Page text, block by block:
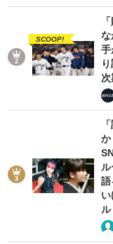
人類の進化史
三中信宏が『
SCOOP!
な
手
次
語
ル